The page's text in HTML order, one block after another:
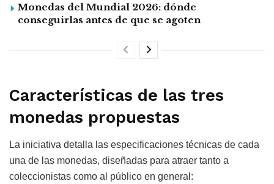
Monedas del Mundial 2026: dónde
conseguirlas antes de que se agoten
Características de las tres
monedas propuestas
La iniciativa detalla las especificaciones técnicas de cada
una de las monedas, diseñadas para atraer tanto a
coleccionistas como al público en general: